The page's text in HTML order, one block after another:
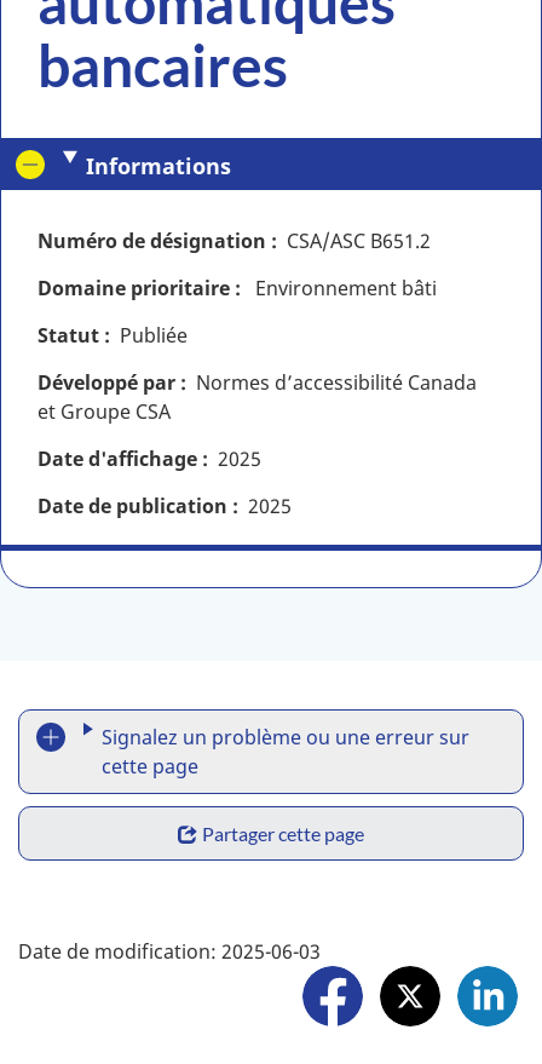
bancaires
Informations
Numéro de désignation
CSA/ASC B651.2
Domaine prioritaire
Environnement bâti
Statut
Publiée
Développé par
Normes d’accessibilité Canada
et Groupe CSA
Date d'affichage
2025
Date de publication
2025
R
p
o
t
Signalez un problème ou une erreur sur
cette page
S
h
r
Partager cette page
Date de modification: 2025-06-03
F